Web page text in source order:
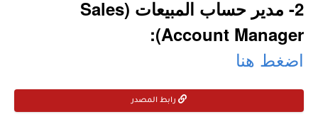
2- مدير حساب المبيعات (Sales
Account Manager):
اضغط هنا
رابط المصدر